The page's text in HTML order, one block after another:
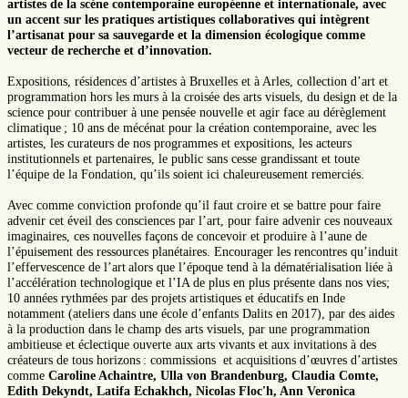
artistes de la scène contemporaine européenne et internationale, avec
un accent sur les pratiques artistiques collaboratives qui intègrent
l’artisanat pour sa sauvegarde et la dimension écologique comme
vecteur de recherche et d’innovation.
Expositions, résidences d’artistes à Bruxelles et à Arles, collection d’art et
programmation hors les murs à la croisée des arts visuels, du design et de la
science pour contribuer à une pensée nouvelle et agir face au dérèglement
climatique ; 10 ans de mécénat pour la création contemporaine, avec les
artistes, les curateurs de nos programmes et expositions, les acteurs
institutionnels et partenaires, le public sans cesse grandissant et toute
l’équipe de la Fondation, qu’ils soient ici chaleureusement remerciés.
Avec comme conviction profonde qu’il faut croire et se battre pour faire
advenir cet éveil des consciences par l’art, pour faire advenir ces nouveaux
imaginaires, ces nouvelles façons de concevoir et produire à l’aune de
l’épuisement des ressources planétaires. Encourager les rencontres qu’induit
l’effervescence de l’art alors que l’époque tend à la dématérialisation liée à
l’accélération technologique et l’IA de plus en plus présente dans nos vies;
10 années rythmées par des projets artistiques et éducatifs en Inde
notamment (ateliers dans une école d’enfants Dalits en 2017), par des aides
à la production dans le champ des arts visuels, par une programmation
ambitieuse et éclectique ouverte aux arts vivants et aux invitations à des
créateurs de tous horizons : commissions et acquisitions d’œuvres d’artistes
comme Caroline Achaintre, Ulla von Brandenburg, Claudia Comte,
Edith Dekyndt, Latifa Echakhch, Nicolas Floc'h, Ann Veronica